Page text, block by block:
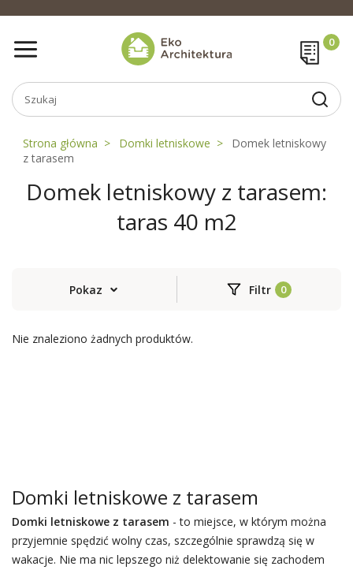
Strona główna Domki letniskowe
Domek letniskowy
z tarasem
Domek letniskowy z tarasem:
taras 40 m2
Pokaz Filtr
Nie znaleziono żadnych produktów.
Domki letniskowe z tarasem
Domki letniskowe z tarasem - to miejsce, w którym można
przyjemnie spędzić wolny czas, szczególnie sprawdzą się w
wakacje. Nie ma nic lepszego niż delektowanie się zachodem